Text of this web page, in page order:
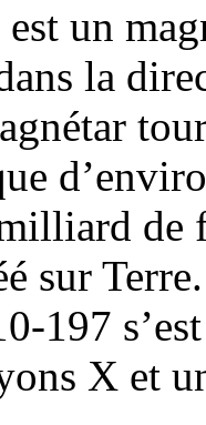
un
la
de
sur
197
X et